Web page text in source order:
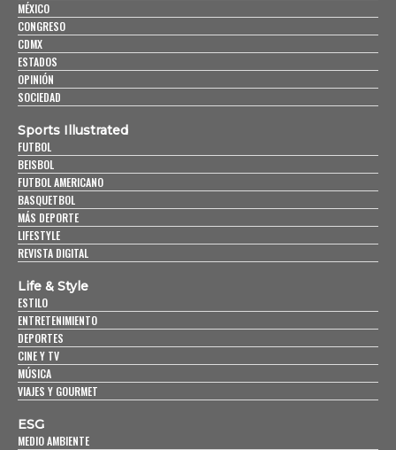
MÉXICO
CONGRESO
CDMX
ESTADOS
OPINIÓN
SOCIEDAD
Sports Illustrated
FUTBOL
BEISBOL
FUTBOL AMERICANO
BASQUETBOL
MÁS DEPORTE
LIFESTYLE
REVISTA DIGITAL
Life & Style
ESTILO
ENTRETENIMIENTO
DEPORTES
CINE Y TV
MÚSICA
VIAJES Y GOURMET
ESG
MEDIO AMBIENTE